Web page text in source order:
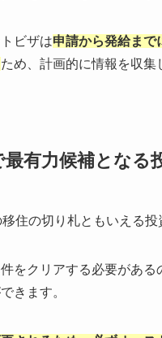
ビザは申請から発給まで
ため、計画的に情報を収集
有力候補となる
住の切り札ともいえる
をクリアする必要があ
きます。